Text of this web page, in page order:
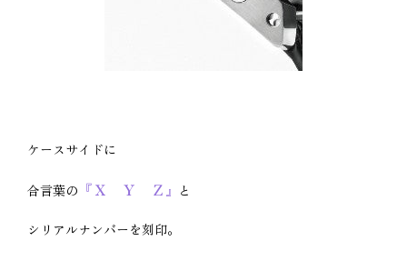
ケースサイドに
合言葉の 『Ｘ Ｙ Ｚ 』 と
シリアルナンバーを刻印。